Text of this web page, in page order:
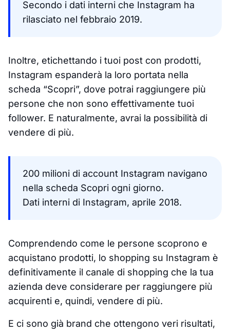
Secondo i dati interni che Instagram ha
rilasciato nel febbraio 2019.
Inoltre, etichettando i tuoi post con prodotti,
Instagram espanderà la loro portata nella
scheda “Scopri”, dove potrai raggiungere più
persone che non sono effettivamente tuoi
follower. E naturalmente, avrai la possibilità di
vendere di più.
200 milioni di account Instagram navigano
nella scheda Scopri ogni giorno.
Dati interni di Instagram, aprile 2018.
Comprendendo come le persone scoprono e
acquistano prodotti, lo shopping su Instagram è
definitivamente il canale di shopping che la tua
azienda deve considerare per raggiungere più
acquirenti e, quindi, vendere di più.
E ci sono già brand che ottengono veri risultati,